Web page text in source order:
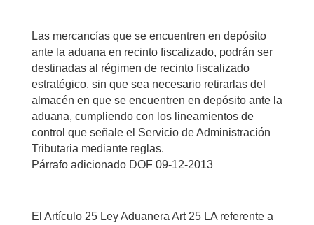
Las mercancías que se encuentren en depósito
ante la aduana en recinto fiscalizado, podrán ser
destinadas al régimen de recinto fiscalizado
estratégico, sin que sea necesario retirarlas del
almacén en que se encuentren en depósito ante la
aduana, cumpliendo con los lineamientos de
control que señale el Servicio de Administración
Tributaria mediante reglas.
Párrafo adicionado DOF 09-12-2013
El Artículo 25 Ley Aduanera Art 25 LA referente a